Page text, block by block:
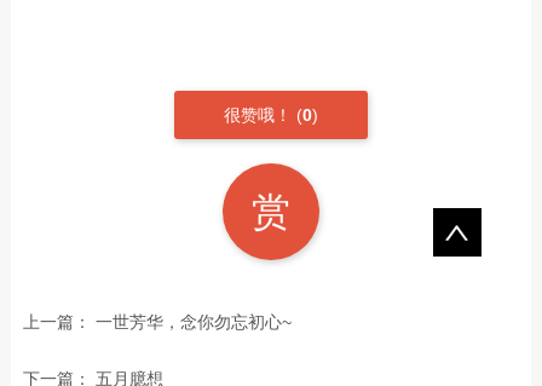
很赞哦！ (0)
赏
上一篇： 一世芳华，念你勿忘初心~
下一篇： 五月臆想